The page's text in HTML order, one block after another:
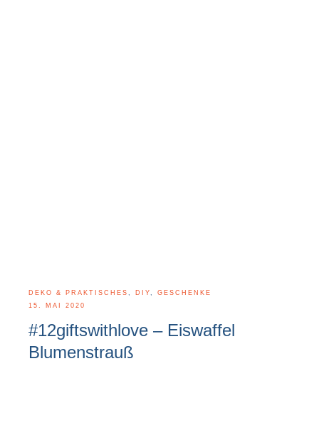
DEKO & PRAKTISCHES , DIY, GESCHENKE
15. MAI 2020
#12giftswithlove – Eiswaffel
Blumenstrauß